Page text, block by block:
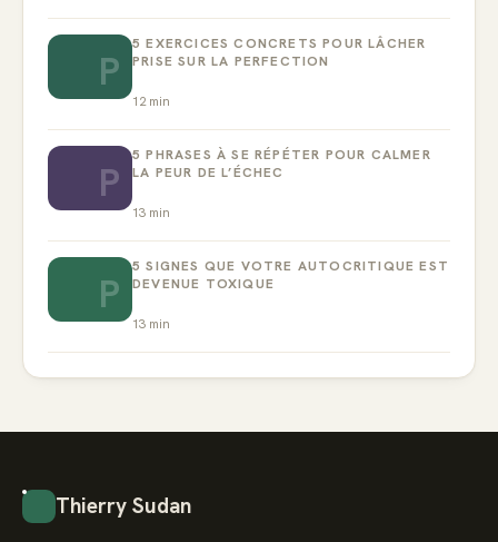
P
5 EXERCICES CONCRETS POUR LÂCHER
PRISE SUR LA PERFECTION
12min
P
5 PHRASES À SE RÉPÉTER POUR CALMER
LA PEUR DE L’ÉCHEC
13 min
P
5 SIGNES QUE VOTRE AUTOCRITIQUE EST
DEVENUE TOXIQUE
13 min
Thierry Sudan